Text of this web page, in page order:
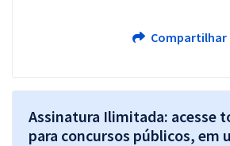
Compartilhar
Assinatura Ilimitada: acesse
para concursos públicos, em